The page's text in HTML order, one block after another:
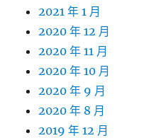
2021 年 1 月
2020 年 12 月
2020 年 11 月
2020 年 10 月
2020 年 9 月
2020 年 8 月
2019 年 12 月